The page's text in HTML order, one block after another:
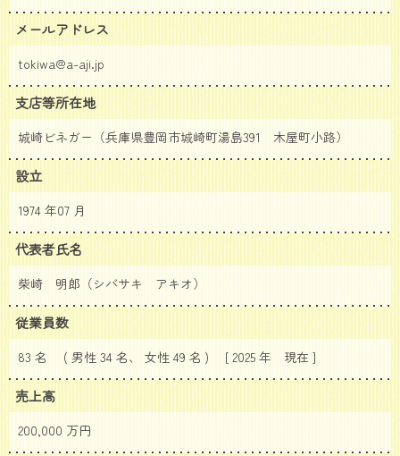
メールアドレス
tokiwa@a-aji.jp
支店等所在地
城崎ビネガー（兵庫県豊岡市城崎町湯島391 木屋町小路）
設立
1974 年07 月
代表者氏名
柴崎 明郎（シバサキ アキオ）
従業員数
83 名 ( 男性 34 名、 女性 49 名 ) [ 2025 年 現在 ]
売上高
200,000 万円